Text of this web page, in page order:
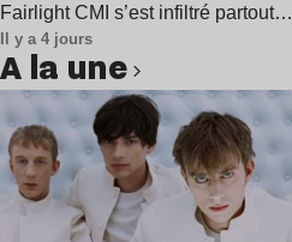
Fairlight CMI s’est infiltré partout…
Il y a 4 jours
A la une